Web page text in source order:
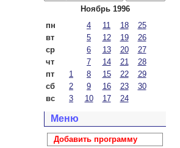
Ноябрь 1996
пн
4 11 18
25
вт
5 12 19
26
ср
6 13 20
27
чт
7 14 21
28
пт
1 8 15 22
29
сб
2 9 16 23
30
вс
3 10 17 24
Меню
Добавить программу